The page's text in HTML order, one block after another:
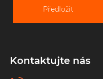
Předložit
Kontaktujte nás